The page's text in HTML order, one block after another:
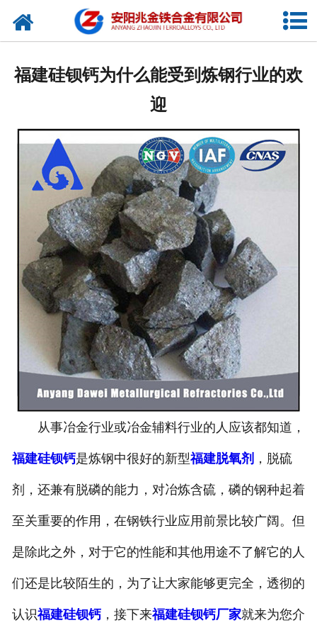
网站首页
产品中心
厂容厂貌
视频中心
联系我们
福建硅钡钙为什么能受到炼钢行业的欢
迎
从事冶金行业或冶金辅料行业的人应该都知道，
福建硅钡钙是炼钢中很好的新型福建脱氧剂 ，脱硫
剂，还兼有脱磷的能力，对冶炼含硫，磷的钢种起着
至关重要的作用，在钢铁行业应用前景比较广阔。但
是除此之外，对于它的性能和其他用途不了解它的人
们还是比较陌生的，为了让大家能够更完全，透彻的
认识福建硅钡钙，接下来福建硅钡钙厂家就来为您介